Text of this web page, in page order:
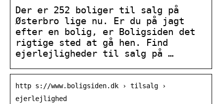
Der er 252 boliger til salg på
Østerbro lige nu. Er du på jagt
efter en bolig, er Boligsiden det
rigtige sted at gå hen. Find
ejerlejligheder til salg på …
http s://www.boligsiden.dk › tilsalg ›
ejerlejlighed